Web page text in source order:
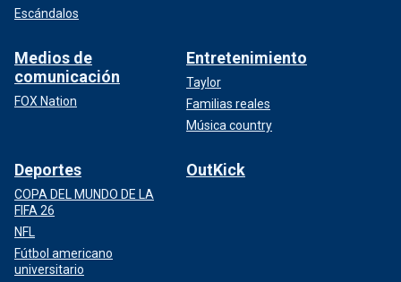
Escándalos
Medios de
comunicación
FOX Nation
Entretenimiento
Taylor
Familias reales
Música country
Deportes
COPA DEL MUNDO DE LA
FIFA 26
NFL
Fútbol americano
universitario
OutKick